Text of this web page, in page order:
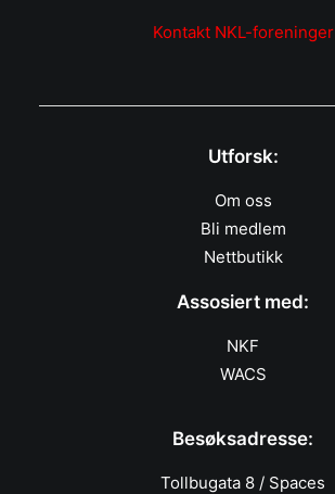
Kontakt NKL-foreninger
Utforsk:
Om oss
Bli medlem
Nettbutikk
Assosiert med:
NKF
WACS
Besøksadresse:
Tollbugata 8 / Spaces